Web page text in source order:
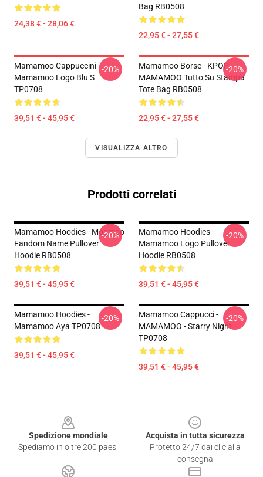
24,38 € - 28,06 €
Bag RB0508
22,95 € - 27,55 €
Mamamoo Cappuccini -
Mamamoo Logo Blu S
TP0708
39,51 € - 45,95 €
-20%
Mamamoo Borse - KPOP
MAMAMOO Tutto Su Stampa
Tote Bag RB0508
22,95 € - 27,55 €
-20%
VISUALIZZA ALTRO
Prodotti correlati
Mamamoo Hoodies - Moomoo
Fandom Name Pullover
Hoodie RB0508
39,51 € - 45,95 €
-20%
Mamamoo Hoodies -
Mamamoo Logo Pullover
Hoodie RB0508
39,51 € - 45,95 €
-20%
Mamamoo Hoodies -
Mamamoo Aya TP0708
39,51 € - 45,95 €
-20%
Mamamoo Cappucci -
MAMAMOO - Starry Night
TP0708
39,51 € - 45,95 €
-20%
Spedizione mondiale
Spediamo in oltre 200 paesi
Acquista in tutta sicurezza
Protetto 24/7 dai clic alla
consegna